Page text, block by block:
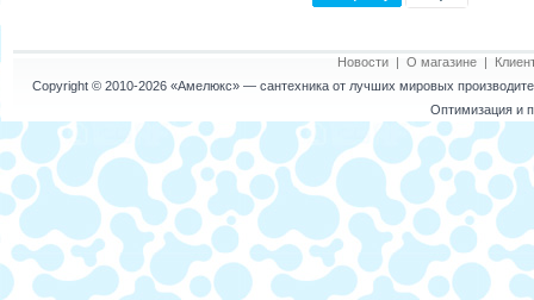
Новости| О магазине|
Copyright © 2010-2026 «Амелюкс»— сантехника от лучших мировых
Оптимизация и